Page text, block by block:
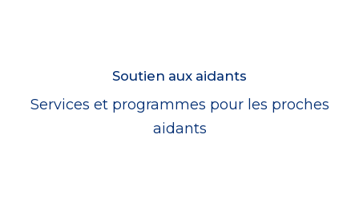
Soutien aux aidants
Services et programmes pour les proches
aidants